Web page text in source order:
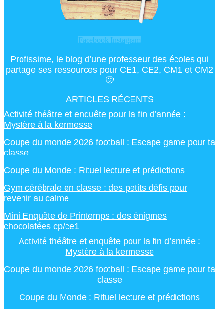
Facebook Instagram
Profissime, le blog d’une professeur des écoles qui
partage ses ressources pour CE1, CE2, CM1 et CM2
🙂
ARTICLES RÉCENTS
Activité théâtre et enquête pour la fin d’année :
Mystère à la kermesse
Coupe du monde 2026 football : Escape game pour ta
classe
Coupe du Monde : Rituel lecture et prédictions
Gym cérébrale en classe : des petits défis pour
revenir au calme
Mini Enquête de Printemps : des énigmes
chocolatées cp/ce1
Activité théâtre et enquête pour la fin d’année :
Mystère à la kermesse
Coupe du monde 2026 football : Escape game pour ta
classe
Coupe du Monde : Rituel lecture et prédictions